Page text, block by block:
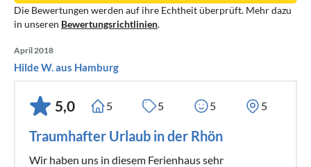
Die Bewertungen werden auf ihre Echtheit überprüft. Mehr dazu
in unseren Bewertungsrichtlinien.
April 2018
Hilde W. aus Hamburg
5,0 5 5 5 5
Traumhafter Urlaub in der Rhön
Wir haben uns in diesem Ferienhaus sehr